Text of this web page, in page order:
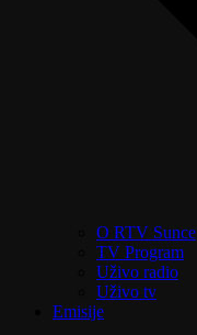
O RTV Sunce
TV Program
Uživo radio
Uživo tv
Emisije